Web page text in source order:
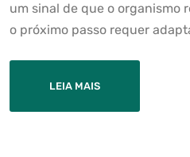
um sinal de que o organismo
o próximo passo requer
LEIA MAIS